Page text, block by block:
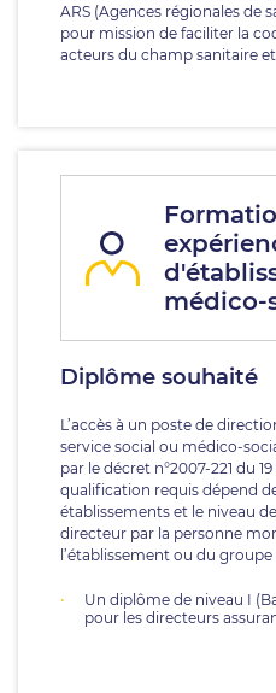
ARS (Agences régionales de
pour mission de faciliter la
acteurs du champ sanitaire
médico-
Diplôme souhaité
L’accès à un poste de
service social ou médico-
par le décret n°2007-221 du
qualification requis dépend
établissements et le niveau
directeur par la personne
l’établissement ou du groupe
Un diplôme de niveau I
pour les directeurs